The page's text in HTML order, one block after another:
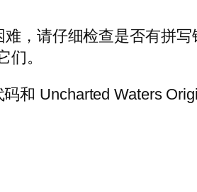
，请仔细检查是否有拼写
。
和 Uncharted Waters